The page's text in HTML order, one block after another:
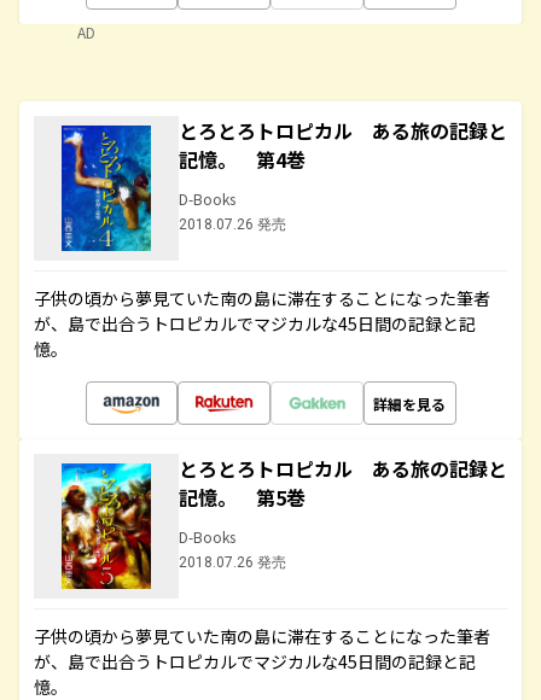
AD
とろとろトロピカル ある旅の記録と
記憶。 第4巻
D-Books
2018.07.26 発売
子供の頃から夢見ていた南の島に滞在することになった筆者
が、島で出合うトロピカルでマジカルな45日間の記録と記
憶。
詳細を見る
とろとろトロピカル ある旅の記録と
記憶。 第5巻
D-Books
2018.07.26 発売
子供の頃から夢見ていた南の島に滞在することになった筆者
が、島で出合うトロピカルでマジカルな45日間の記録と記
憶。